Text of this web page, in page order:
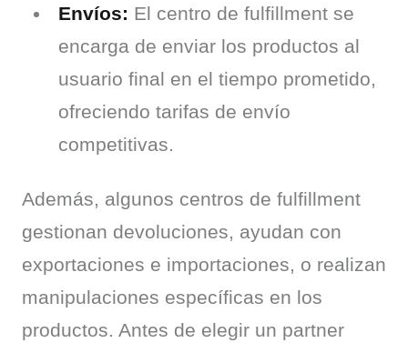
Envíos: El centro de fulfillment se
encarga de enviar los productos al
usuario final en el tiempo prometido,
ofreciendo tarifas de envío
competitivas.
Además, algunos centros de fulfillment
gestionan devoluciones, ayudan con
exportaciones e importaciones, o realizan
manipulaciones específicas en los
productos. Antes de elegir un partner